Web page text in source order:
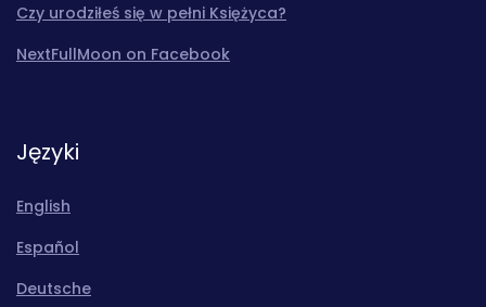
Czy urodziłeś się w pełni Księżyca?
NextFullMoon on Facebook
Języki
English
Español
Deutsche